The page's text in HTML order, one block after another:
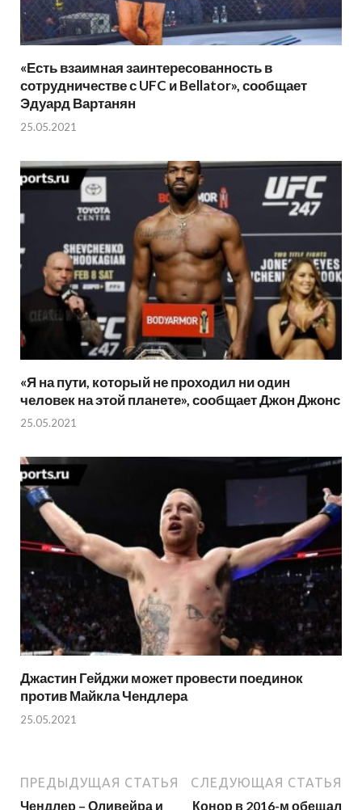
«Есть взаимная заинтересованность в
сотрудничестве с UFC и Bellator», сообщает
Эдуард Вартанян
25.05.2021
«Я на пути, который не проходил ни один
человек на этой планете», сообщает Джон Джонс
25.05.2021
Джастин Гейджи может провести поединок
против Майкла Чендлера
25.05.2021
ПРЕДЫДУЩАЯ СТАТЬЯ
Чендлер – Оливейра и
СЛЕДУЮЩАЯ СТАТЬЯ
Конор в 2016-м обещал